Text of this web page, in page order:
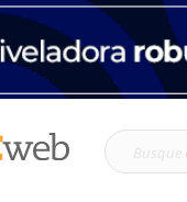
Busque